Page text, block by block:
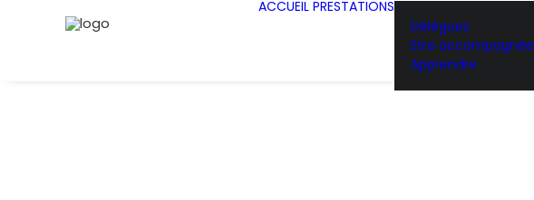
ACCUEIL PRESTATIONS
Déléguez
Etre accompagnée
Apprendre